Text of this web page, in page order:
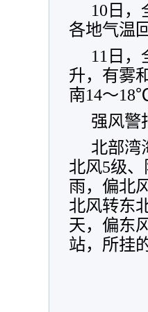
10日
各地气温
11日
升，有雾
南14～18℃
强风警
北部湾
北风5级
雨，偏北
北风转东
天，偏东
站，所挂